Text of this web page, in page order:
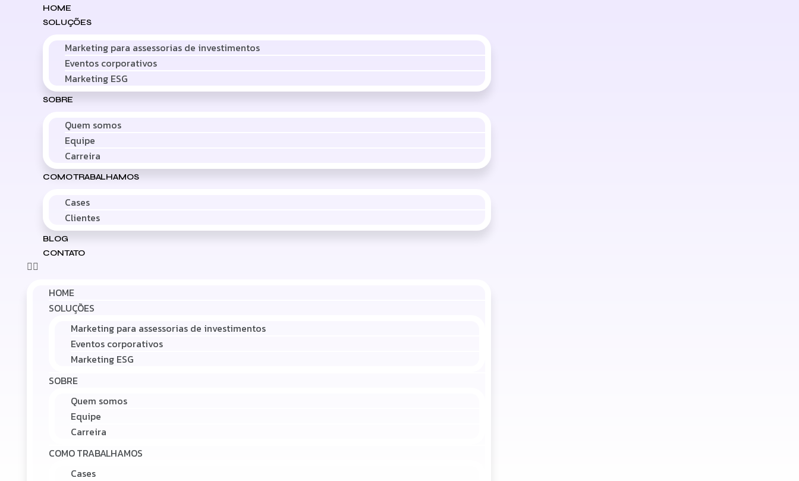
HOME
SOLUÇÕES
Marketing para assessorias de investimentos
Eventos corporativos
Marketing ESG
SOBRE
Quem somos
Equipe
Carreira
COMO TRABALHAMOS
Cases
Clientes
BLOG
CONTATO
HOME
SOLUÇÕES
Marketing para assessorias de investimentos
Eventos corporativos
Marketing ESG
SOBRE
Quem somos
Equipe
Carreira
COMO TRABALHAMOS
Cases